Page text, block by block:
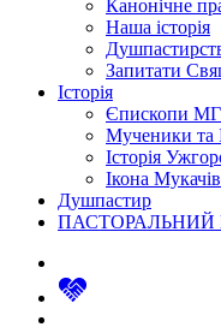
Канонічне
Наша історія
Запитати
Історія
Єпископи
Мученики та
Історія
Ікона
Душпастир
ПАСТОРАЛЬНИЙ